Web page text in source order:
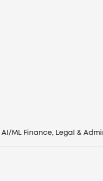
AI/ML Finance, Legal &